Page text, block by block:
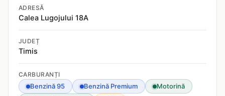
ADRESĂ
Calea Lugojului 18A
JUDEȚ
Timis
CARBURANȚI
Benzină 95 Benzină Premium
Motorină